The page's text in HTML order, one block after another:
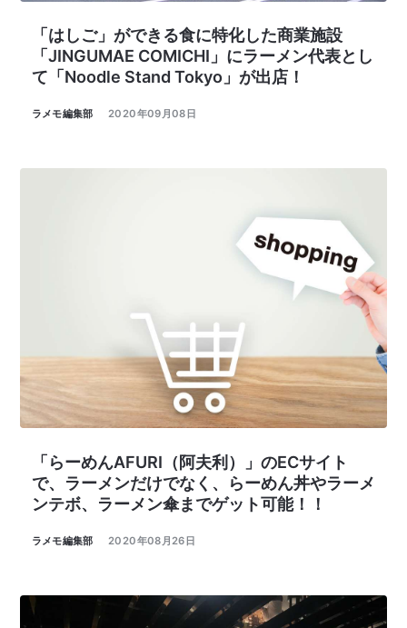
「はしご」ができる食に特化した商業施設
「JINGUMAE COMICHI」にラーメン代表とし
て「Noodle Stand Tokyo」が出店！
ラメモ編集部 2020年09月08日
「らーめんAFURI（阿夫利）」のECサイト
で、ラーメンだけでなく、らーめん丼やラーメ
ンテボ、ラーメン傘までゲット可能！！
ラメモ編集部 2020年08月26日